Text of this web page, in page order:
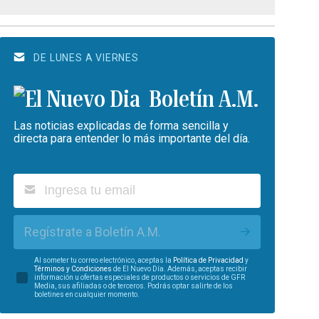
DE LUNES A VIERNES
Boletín A.M.
Las noticias explicadas de forma sencilla y
directa para entender lo más importante del día.
Regístrate a Boletín A.M.
Al someter tu correo electrónico, aceptas la Política de Privacidad y
Términos y Condiciones de El Nuevo Día. Además, aceptas recibir
información u ofertas especiales de productos o servicios de GFR
Media, sus afiliadas o de terceros. Podrás optar salirte de los
boletines en cualquier momento.